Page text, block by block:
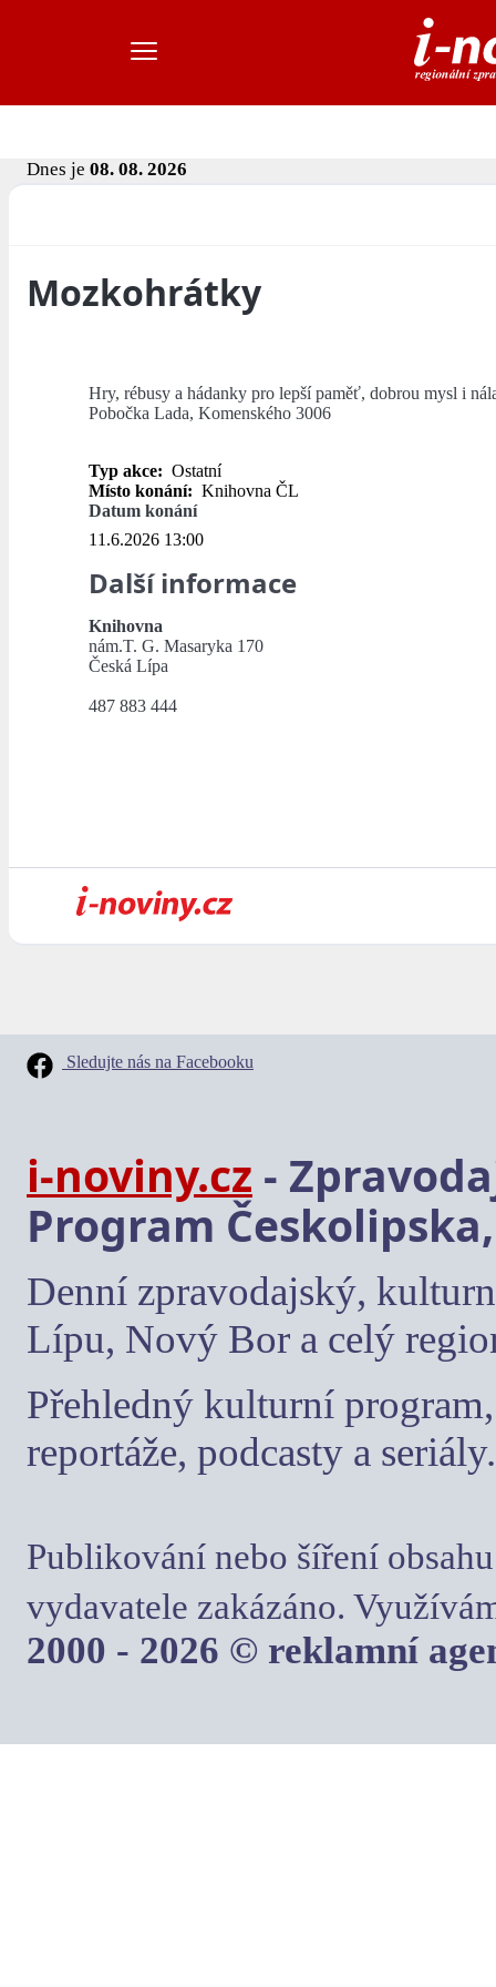
Dnes je 08. 08. 2026
Mozkohrátky
Hry, rébusy a hádanky pro lepší paměť, dobrou mysl i
Pobočka Lada, Komenského 3006
Typ akce: Ostatní
Místo konání: Knihovna ČL
Datum konání
11.6.2026 13:00
Další informace
Knihovna
nám.T. G. Masaryka 170
Česká Lípa
487 883 444
Sledujte nás na Facebooku
i-noviny.cz -
Program
Denní zpravodajský,
Lípu, Nový Bor a celý
Přehledný kulturní
reportáže, podcasty a seriály.
Publikování nebo šíření
vydavatele zakázáno.
2000 - 2026 © reklamní